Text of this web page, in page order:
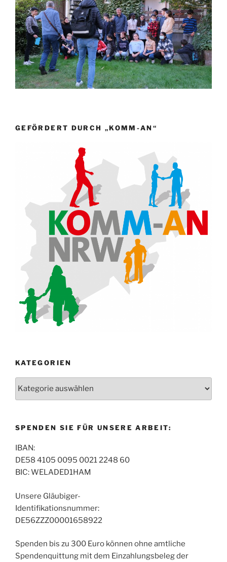
GEFÖRDERT DURCH „KOMM-AN“
KATEGORIEN
SPENDEN SIE FÜR UNSERE ARBEIT:
IBAN:
DE58 4105 0095 0021 2248 60
BIC: WELADED1HAM
Unsere Gläubiger-
Identifikationsnummer:
DE56ZZZ00001658922
Spenden bis zu 300 Euro können ohne amtliche
Spendenquittung mit dem Einzahlungsbeleg der